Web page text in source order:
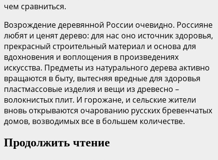
чем сравниться.
Возрождение деревянной России очевидно. Россияне
любят и ценят дерево: для нас оно источник здоровья,
прекрасный строительный материал и основа для
вдохновения и воплощения в произведениях
искусства. Предметы из натурального дерева активно
вращаются в быту, вытесняя вредные для здоровья
пластмассовые изделия и вещи из древесно –
волокнистых плит. И горожане, и сельские жители
вновь открываются очарованию русских бревенчатых
домов, возводимых все в большем количестве.
Продолжить чтение